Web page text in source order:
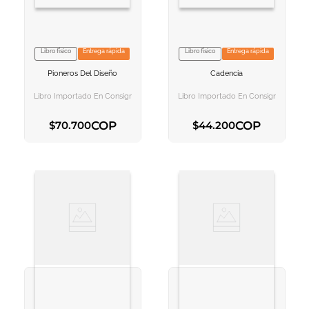
VER INFORMACION
Libro físico Entrega rápida
Pioneros Del Diseño
Libro Importado En Consignación
$70.700COP
VER INFORMACION
Libro físico Entrega rápida
Cadencia
Libro Importado En Consignación
$44.200COP